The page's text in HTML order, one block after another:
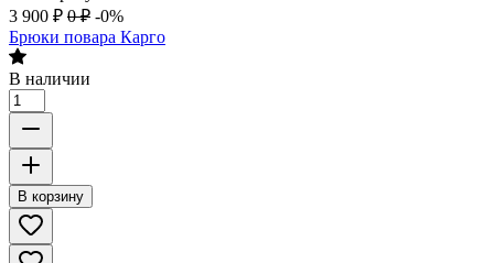
3 900 ₽ 0 ₽ -0%
Брюки повара Карго
В наличии
В корзину